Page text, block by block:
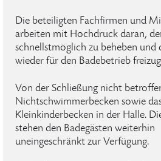
Die beteiligten Fachfirmen und
arbeiten mit Hochdruck daran,
schnellstmöglich zu beheben und
wieder für den Badebetrieb
Von der Schließung nicht
Nichtschwimmerbecken sowie
Kleinkinderbecken in der Halle.
stehen den Badegästen weiterhin
uneingeschränkt zur Verfügung.